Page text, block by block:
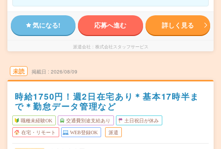
気になる! 応募へ進む 詳しく見る
派遣会社 株式会社スタッフサービス
未読 掲載日 2026/08/09
時給1750円！週2日在宅あり＊基本17時半ま
で＊勤怠データ管理など
職種未経験OK 交通費別途支給あり 土日祝日が休み
在宅・リモート WEB登録OK 派遣